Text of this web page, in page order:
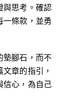
與思考。確認
一條款，並勇
墊腳石，而不
章的指引，
信心，為自己